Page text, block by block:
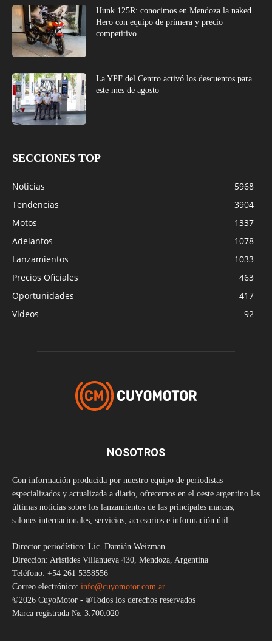
Hunk 125R: conocimos en Mendoza la naked
Hero con equipo de primera y precio
competitivo
La YPF del Centro activó los descuentos para
este mes de agosto
SECCIONES TOP
Noticias
5968
Tendencias
3904
Motos
1337
Adelantos
1078
Lanzamientos
1033
Precios Oficiales
463
Oportunidades
417
Videos
92
NOSOTROS
Con información producida por nuestro equipo de periodistas
especializados y actualizada a diario, ofrecemos en el oeste argentino las
últimas noticias sobre los lanzamientos de las principales marcas,
salones internacionales, servicios, accesorios e información útil.
Director periodístico: Lic. Damián Weizman
Dirección: Arístides Villanueva 430, Mendoza, Argentina
Teléfono: +54 261 5358556
Correo electrónico: info@cuyomotor.com.ar
©2026 CuyoMotor - ®Todos los derechos reservados
Marca registrada №: 3.700.020